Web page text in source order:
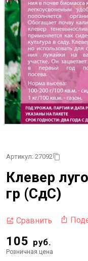
Артикул: 27092
Клевер
гр (СдС)
Сравнить
105 руб.
Розничная цена